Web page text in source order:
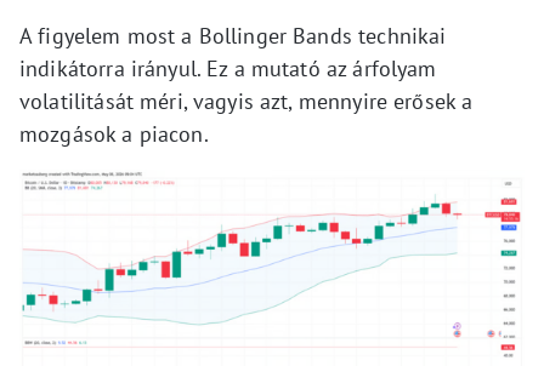
A figyelem most a Bollinger Bands technikai
indikátorra irányul. Ez a mutató az árfolyam
volatilitását méri, vagyis azt, mennyire erősek a
mozgások a piacon.